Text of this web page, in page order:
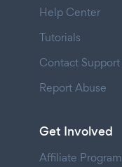
Help Center
Tutorials
Contact Support
Report Abuse
Get Involved
Affiliate Program